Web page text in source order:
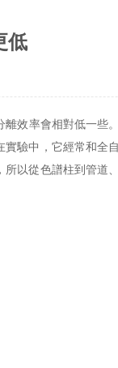
低
效率會相對低一些
驗中，它經常和全
以從色譜柱到管道